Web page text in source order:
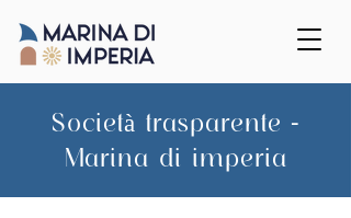
Società trasparente -
Marina di imperia